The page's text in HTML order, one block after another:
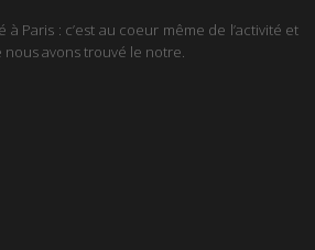
à Paris : c’est au coeur même de l’activité et
avons trouvé le notre.